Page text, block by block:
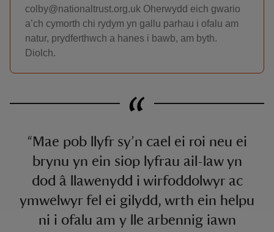
colby@nationaltrust.org.uk Oherwydd eich gwario
a’ch cymorth chi rydym yn gallu parhau i ofalu am
natur, prydferthwch a hanes i bawb, am byth.
Diolch.
“Mae pob llyfr sy’n cael ei roi neu ei
brynu yn ein siop lyfrau ail-law yn
dod â llawenydd i wirfoddolwyr ac
ymwelwyr fel ei gilydd, wrth ein helpu
ni i ofalu am y lle arbennig iawn